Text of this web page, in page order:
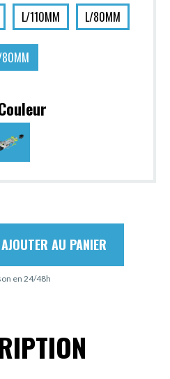
L/110MM L/80MM
AJOUTER AU PANIER
en 24/48h